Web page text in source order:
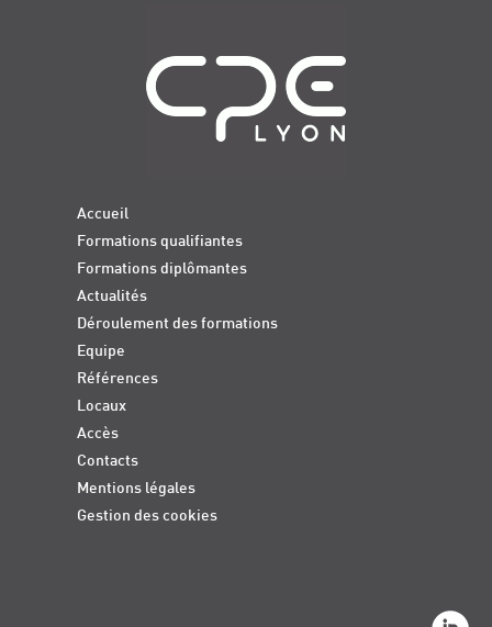
Accueil
Formations qualifiantes
Formations diplômantes
Actualités
Déroulement des formations
Equipe
Références
Locaux
Accès
Contacts
Mentions légales
Gestion des cookies